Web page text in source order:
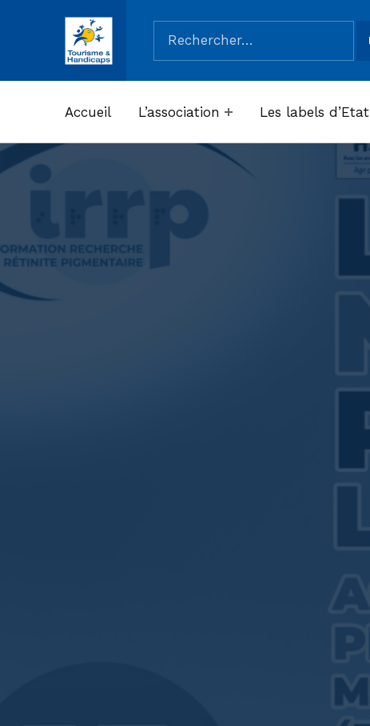
ASSOCIATION TOURISME ET HANDICAPS
Rechercher :
Accueil L’association Les labels d’Etat